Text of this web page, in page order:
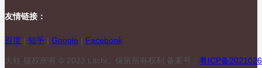
友情链接：
百度 | 知乎 | Google | Facebook
大柱 版权所有 © 2023 Litchi。保留所有权利 备案号： 粤ICP备